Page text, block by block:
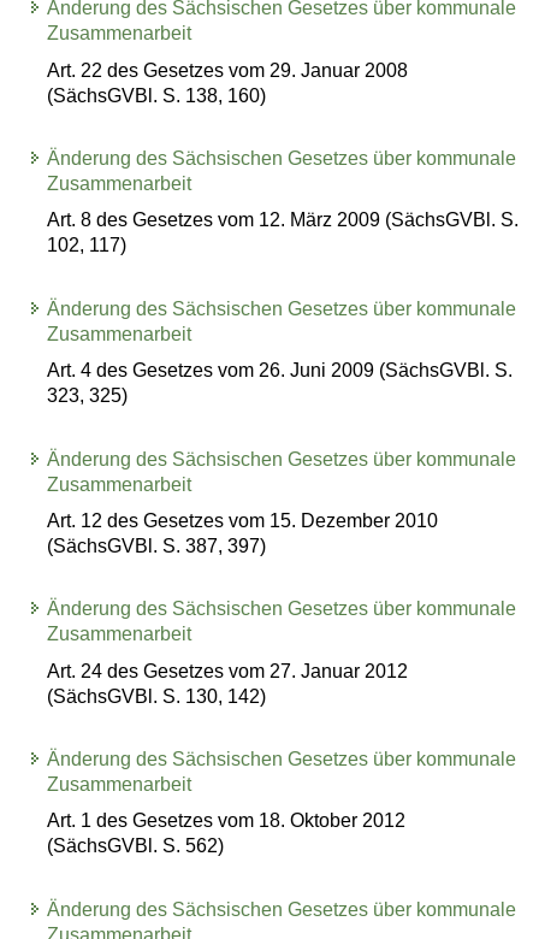
Änderung des Sächsischen Gesetzes über kommunale
Zusammenarbeit
Art. 22 des Gesetzes vom 29. Januar 2008
(SächsGVBl. S. 138, 160)
Änderung des Sächsischen Gesetzes über kommunale
Zusammenarbeit
Art. 8 des Gesetzes vom 12. März 2009 (SächsGVBl. S.
102, 117)
Änderung des Sächsischen Gesetzes über kommunale
Zusammenarbeit
Art. 4 des Gesetzes vom 26. Juni 2009 (SächsGVBl. S.
323, 325)
Änderung des Sächsischen Gesetzes über kommunale
Zusammenarbeit
Art. 12 des Gesetzes vom 15. Dezember 2010
(SächsGVBl. S. 387, 397)
Änderung des Sächsischen Gesetzes über kommunale
Zusammenarbeit
Art. 24 des Gesetzes vom 27. Januar 2012
(SächsGVBl. S. 130, 142)
Änderung des Sächsischen Gesetzes über kommunale
Zusammenarbeit
Art. 1 des Gesetzes vom 18. Oktober 2012
(SächsGVBl. S. 562)
Änderung des Sächsischen Gesetzes über kommunale
Zusammenarbeit